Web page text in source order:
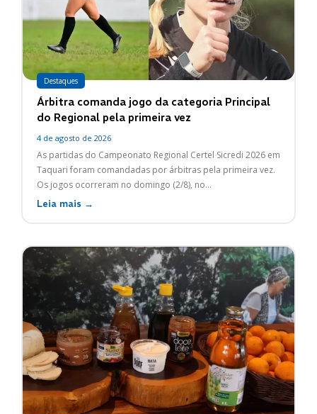
Destaques
Árbitra comanda jogo da categoria Principal
do Regional pela primeira vez
4 de agosto de 2026
As partidas do Campeonato Regional Certel Sicredi 2026 em
Taquari foram comandadas por árbitras pela primeira vez.
Os jogos ocorreram no domingo (2/8), no...
Leia mais →